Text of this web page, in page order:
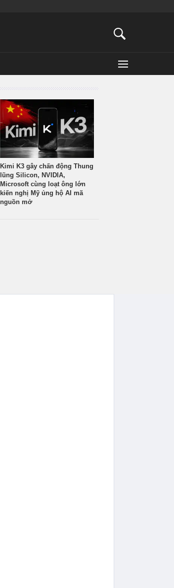
Kimi K3 gây chấn động Thung
lũng Silicon, NVIDIA,
Microsoft cùng loạt ông lớn
kiến nghị Mỹ ủng hộ AI mã
nguồn mở